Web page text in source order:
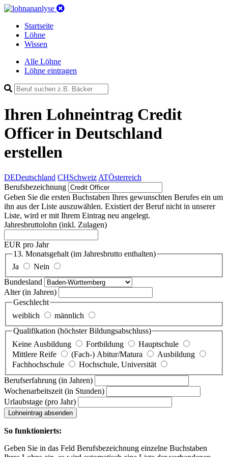
Startseite
Löhne
Wissen
Alle Löhne
Löhne eintragen
Ihren Lohneintrag Credit
Officer in Deutschland
erstellen
DEDeutschland CHSchweiz ATÖsterreich
Berufsbezeichnung
Geben Sie die ersten Buchstaben Ihres gewunschten Berufes ein um
ihn aus der Liste auszuwählen. Existiert der Beruf nicht in unserer
Liste, wird er mit Ihrem Eintrag neu angelegt.
Jahresbruttolohn (inkl. Zulagen)
EUR pro Jahr
13. Monatsgehalt (im Jahresbrutto enthalten)
Ja
Nein
Bundesland
Alter(in Jahren)
Geschlecht
weiblich
männlich
Qualifikation (höchster Bildungsabschluss)
Keine Ausbildung
Fortbildung
Hauptschule
Mittlere Reife
(Fach-) Abitur/Matura
Ausbildung
Fachhochschule
Hochschule, Universität
Berufserfahrung (in Jahren)
Wochenarbeitszeit (in Stunden)
Urlaubstage (pro Jahr)
Lohneintrag absenden
So funktionierts:
Geben Sie in das Feld Berufsbezeichnung einzelne Buchstaben